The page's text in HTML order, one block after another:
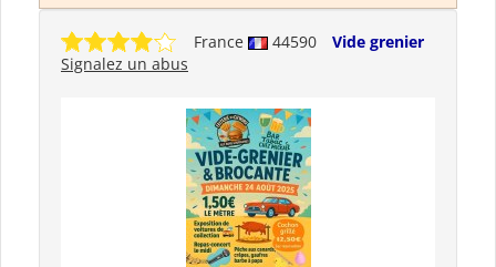
France 44590
Vide grenier
Signalez un abus